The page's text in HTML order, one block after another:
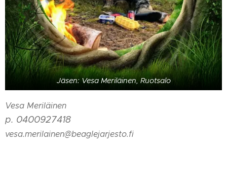
Jäsen: Vesa Meriläinen, Ruotsalo
Vesa Meriläinen
p. 0400927418
vesa.merilainen@beaglejarjesto.fi